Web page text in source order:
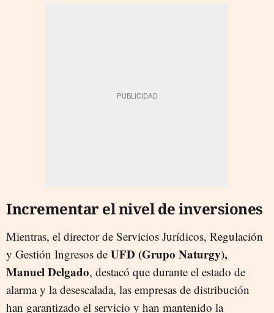
Incrementar el nivel de inversiones
Mientras, el director de Servicios Jurídicos, Regulación
y Gestión Ingresos de UFD (Grupo Naturgy),
Manuel Delgado, destacó que durante el estado de
alarma y la desescalada, las empresas de distribución
han garantizado el servicio y han mantenido la